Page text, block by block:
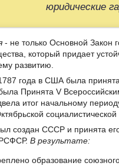
юридические
- не только Основной Закон
который придает
развитию.
года в США была
Принята V
итог начальному
создан СССР и принята
В результате:
образование